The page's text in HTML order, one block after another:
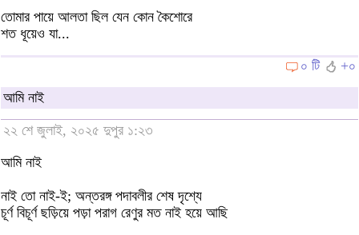
তোমার পায়ে আলতা ছিল যেন কোন কৈশোরে
শত ধূয়েও যা...
০ টি
+০
আমি নাই
২২ শে জুলাই, ২০২৫ দুপুর ১:২৩
আমি নাই
নাই তো নাই-ই; অন্তরঙ্গ পদাবলীর শেষ দৃশ্যে
চূর্ণ বিচূর্ণ ছড়িয়ে পড়া পরাগ রেণুর মত নাই হয়ে আছি